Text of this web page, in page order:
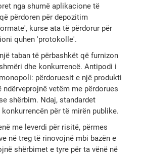
nga shumë aplikacione të
përdoren për depozitim
kurse ata të përdorur për
quhen 'protokolle'.
taban të përbashkët që furnizon
dhe konkurrencë. Antipodi i
përdoruesit e një produkti
vetëm me përdorues
shërbim. Ndaj, standardet
për të mirën publike.
me leverdi për risitë, përmes
në treg të rinovojnë mbi bazën e
shërbimet e tyre për ta vënë në